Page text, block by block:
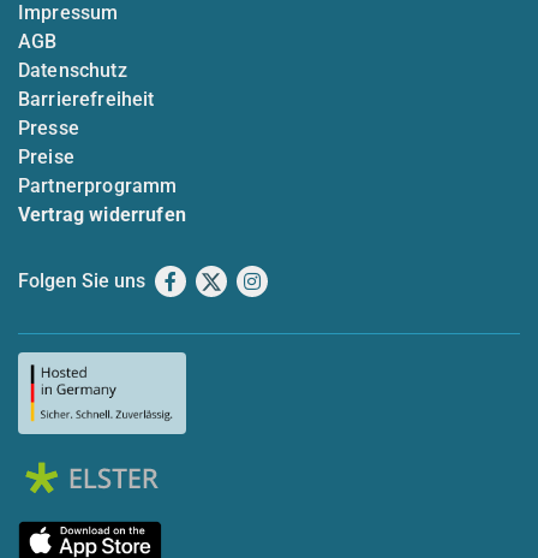
Impressum
AGB
Datenschutz
Barrierefreiheit
Presse
Preise
Partnerprogramm
Vertrag widerrufen
Folgen Sie uns Facebook
X Instagram